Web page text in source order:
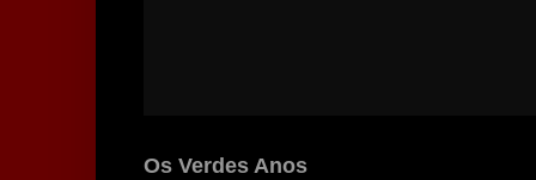
Os Verdes Anos